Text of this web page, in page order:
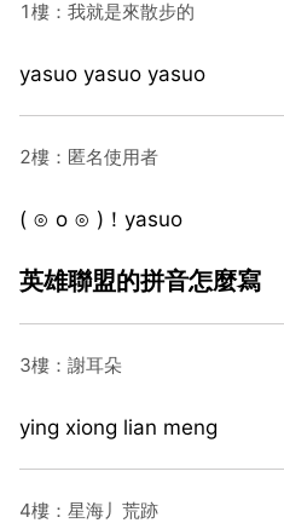
1樓：我就是來散步的
yasuo yasuo yasuo
2樓：匿名使用者
( ⊙ o ⊙ )！yasuo
英雄聯盟的拼音怎麼寫
3樓：謝耳朵
ying xiong lian meng
4樓：星海丿荒跡